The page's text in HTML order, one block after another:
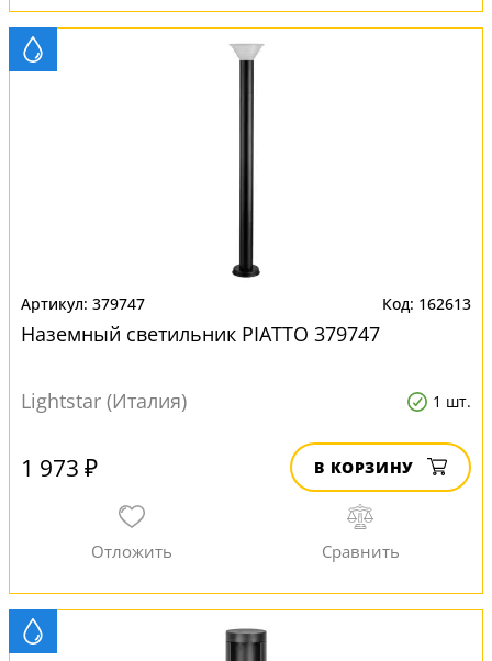
379747 162613
Наземный светильник PIATTO 379747
Lightstar (Италия) 1 шт.
1 973 ₽ В КОРЗИНУ